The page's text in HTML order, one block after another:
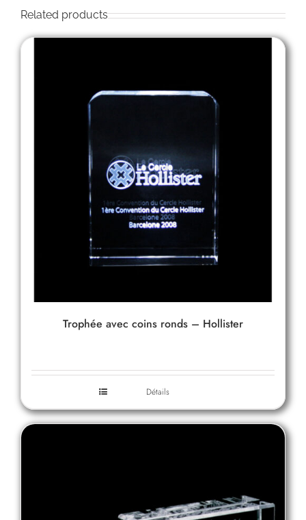
Related products
Trophée avec coins ronds – Hollister
Détails